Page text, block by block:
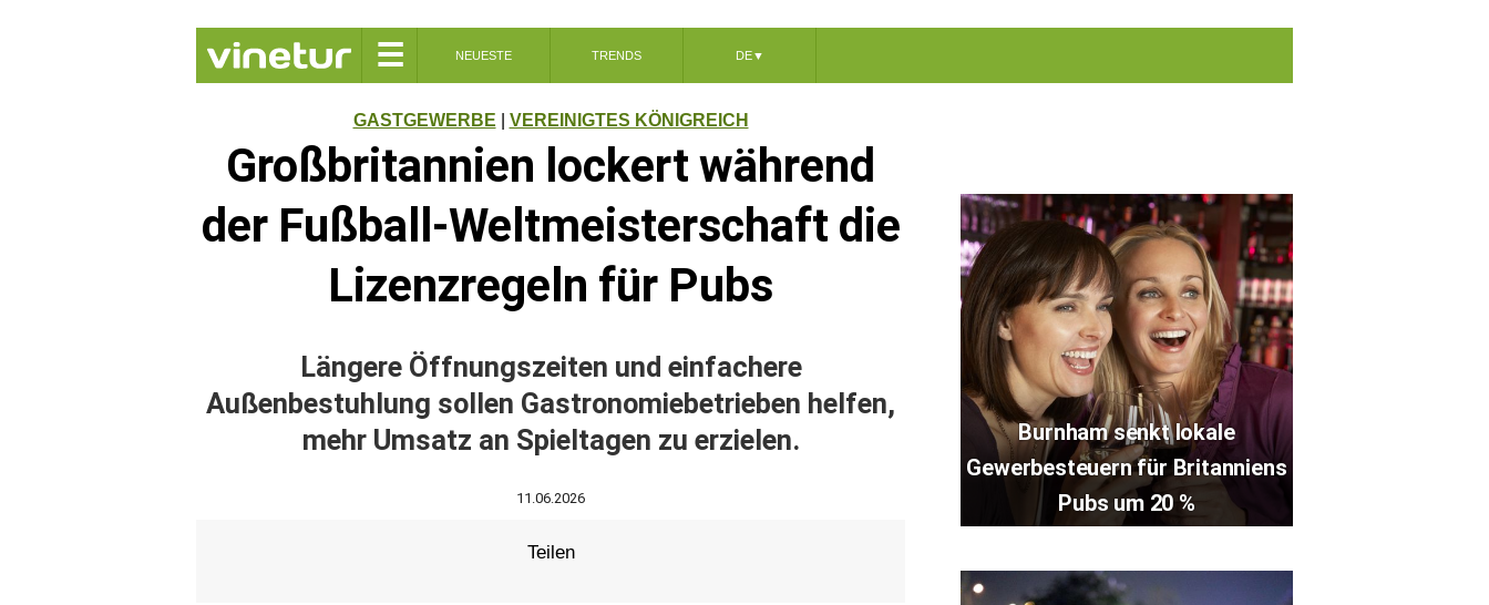
☰ NEUESTE TRENDS DE▼
GASTGEWERBE VEREINIGTES KÖNIGREICH
Großbritannien lockert während
der Fußball-Weltmeisterschaft die
Lizenzregeln für Pubs
Längere Öffnungszeiten und einfachere
Außenbestuhlung sollen Gastronomiebetrieben helfen,
mehr Umsatz an Spieltagen zu erzielen.
11.06.2026
Teilen
Burnham senkt lokale
Gewerbesteuern für Britanniens
Pubs um 20 %